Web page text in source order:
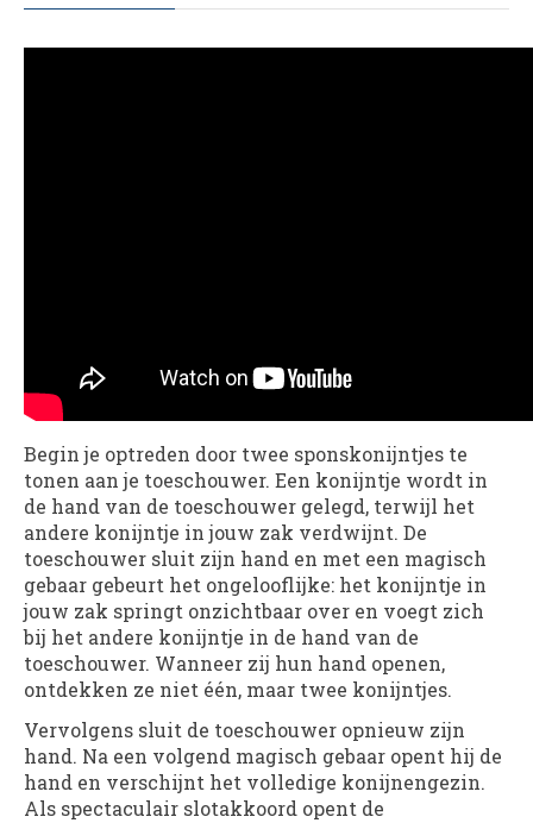
Begin je optreden door twee sponskonijntjes te
tonen aan je toeschouwer. Een konijntje wordt in
de hand van de toeschouwer gelegd, terwijl het
andere konijntje in jouw zak verdwijnt. De
toeschouwer sluit zijn hand en met een magisch
gebaar gebeurt het ongelooflijke: het konijntje in
jouw zak springt onzichtbaar over en voegt zich
bij het andere konijntje in de hand van de
toeschouwer. Wanneer zij hun hand openen,
ontdekken ze niet één, maar twee konijntjes.
Vervolgens sluit de toeschouwer opnieuw zijn
hand. Na een volgend magisch gebaar opent hij de
hand en verschijnt het volledige konijnengezin.
Als spectaculair slotakkoord opent de